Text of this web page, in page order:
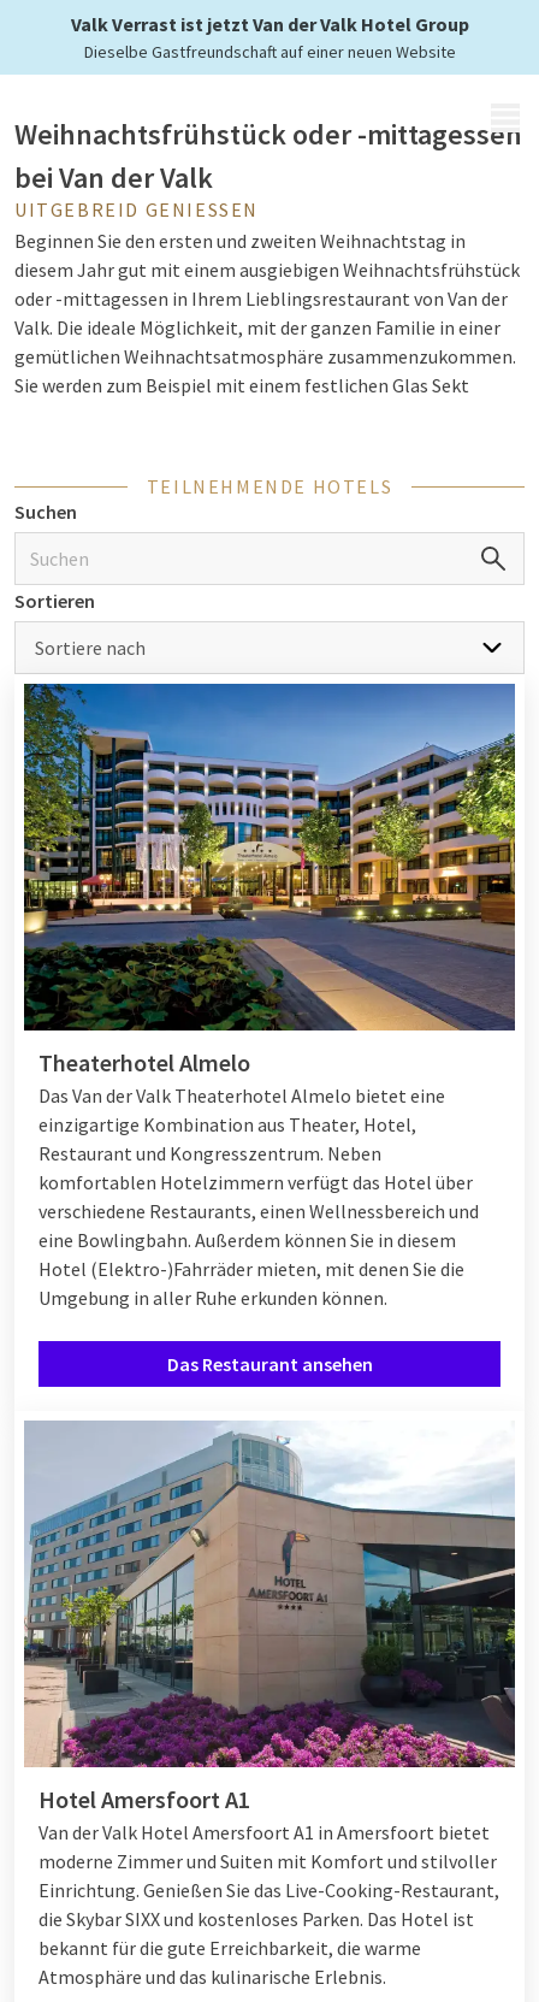
Valk Verrast ist jetzt Van der Valk Hotel Group
Dieselbe Gastfreundschaft auf einer neuen Website
von den Feiertagen
Weihnachtsfrühstück oder -mittagessen
bei Van der Valk
UITGEBREID GENIESSEN
Beginnen Sie den ersten und zweiten Weihnachtstag in
diesem Jahr gut mit einem ausgiebigen Weihnachtsfrühstück
oder -mittagessen in Ihrem Lieblingsrestaurant von Van der
Valk. Die ideale Möglichkeit, mit der ganzen Familie in einer
gemütlichen Weihnachtsatmosphäre zusammenzukommen.
Sie werden zum Beispiel mit einem festlichen Glas Sekt
Verschiedene warme und kalte Gerichte
Eine große Auswahl an luxuriösen Fleischwaren, Fisch-
und vegetarischen Aufschnittsorten
Frische Säfte
Verschiedene Kaffee- und Teesorten
Das schönste Weihnachtsfrühstück mit
der ganzen Familie
Feiern Sie Weihnachten mit der ganzen Familie einschließlich
kleiner Kinder? Dann können die Kinder mit ihren
Altersgenossen in der Kinderspielecke spielen. So müssen sie
nicht zu lange am Tisch sitzen und haben die schönste Zeit
dank der Kinderanimation. Die schönste Art für die ganze
Familie, Weihnachten zu feiern! Darüber hinaus bietet das
Buffet spezielle Kindergerichte, sodass auch unsere jüngsten
Gäste ihr leckerstes Frühstück oder Mittagessen
zusammenstellen können.
Ein strahlendes und ausgedehntes
Weihnachten?
Unsere Van der Valk Hotels bieten verschiedene festliche
Aktivitäten und Arrangements rund um die Weihnachtstage
Weihnachtsarrangements
Jahr Weihnachten besonders festlich feiern? Kombinieren Sie
. Genießen Sie die Zeit miteinander und das
vielfältige Angebot unserer Hotels. Feiern Sie dieses Jahr
Weihnachten in der Natur, in der Stadt oder im Ausland?
Genießen Sie ein sorgloses Weihnachten und lassen Sie sich
von Ihrem Lieblingshotel Van der Valk verwöhnen.
Das ganze Jahr über kulinarisch
genießen!
Natürlich können Sie auch während Weihnachten auf ein
ausgiebigesÀ-la-Carte-Abendessenoder einDinner-Buffet
zurückgreifen, sodass Sie alles essen können, worauf Sie
Appetit haben. Haben Sie bereits Pläne für den ersten und
zweiten Weihnachtstag, sind aber neugierig auf das aktuelle
kulinarische Angebot außerhalb von Weihnachten? Unsere
Hotels bieten das ganze Jahr über tolle Aktionen und Events
an, bei denen kulinarisches Genießen im Mittelpunkt steht.
Sind Sie neugierig geworden? Entdecken Sie unsere
Restaurants.
TEILNEHMENDE HOTELS
Suchen
Sortieren
Sortiere nach
Theaterhotel Almelo
Das Van der Valk Theaterhotel Almelo bietet eine
einzigartige Kombination aus Theater, Hotel,
Restaurant und Kongresszentrum. Neben
komfortablen Hotelzimmern verfügt das Hotel über
verschiedene Restaurants, einen Wellnessbereich und
eine Bowlingbahn. Außerdem können Sie in diesem
Hotel (Elektro-)Fahrräder mieten, mit denen Sie die
Umgebung in aller Ruhe erkunden können.
Das Restaurant ansehen
Hotel Amersfoort A1
Van der Valk Hotel Amersfoort A1 in Amersfoort bietet
moderne Zimmer und Suiten mit Komfort und stilvoller
Einrichtung. Genießen Sie das Live-Cooking-Restaurant,
die Skybar SIXX und kostenloses Parken. Das Hotel ist
bekannt für die gute Erreichbarkeit, die warme
Atmosphäre und das kulinarische Erlebnis.